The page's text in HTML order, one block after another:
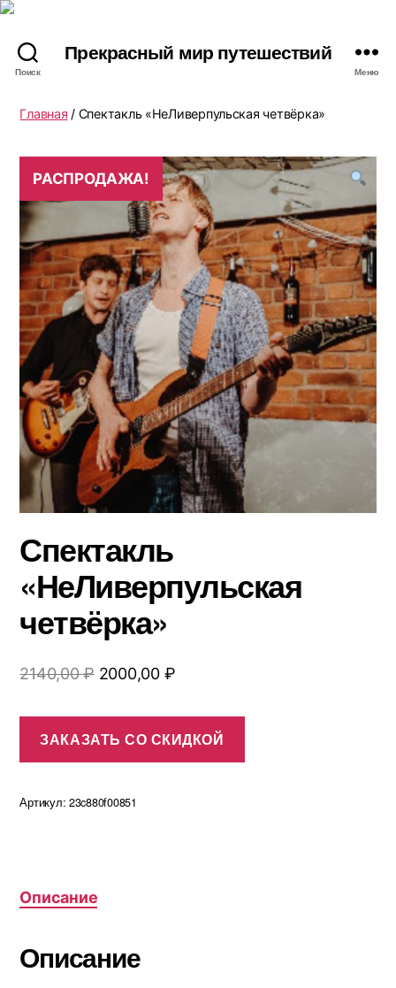
Поиск
Прекрасный мир путешествий
Меню
Главная / Спектакль «НеЛиверпульская четвёрка»
РАСПРОДАЖА!
Спектакль
«НеЛиверпульская
четвёрка»
2140,00₽ Первоначальная
составляла
2140,00 ₽.
2000,00 ₽Текущая
2000,00 ₽.
ЗАКАЗАТЬ СО СКИДКОЙ
Артикул: 23c880f00851
Описание
Описание